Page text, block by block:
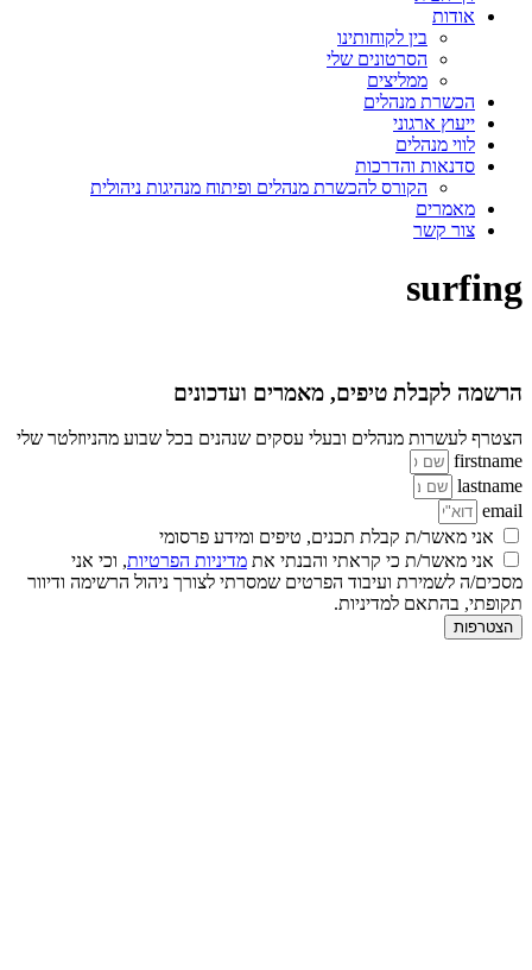
אודות
בין לקוחותינו
הסרטונים שלי
ממליצים
הכשרת מנהלים
ייעוץ ארגוני
לווי מנהלים
סדנאות והדרכות
הקורס להכשרת מנהלים ופיתוח מנהיגות ניהולית
מאמרים
צור קשר
surfing
הרשמה לקבלת טיפים, מאמרים ועדכונים
הצטרף לעשרות מנהלים ובעלי עסקים שנהנים בכל שבוע מהניוזלטר שלי
firstname
lastname
email
אני מאשר/ת קבלת תכנים, טיפים ומידע פרסומי
אני מאשר/ת כי קראתי והבנתי את מדיניות הפרטיות, וכי אני
מסכים/ה לשמירת ועיבוד הפרטים שמסרתי לצורך ניהול הרשימה ודיוור
תקופתי, בהתאם למדיניות.
הצטרפות